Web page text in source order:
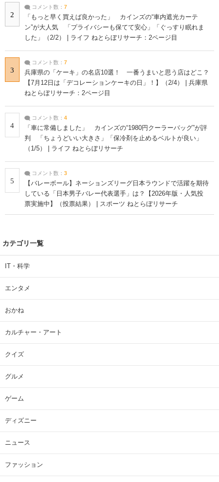
2
コメント数： 7
「もっと早く買えば良かった」 カインズの“車内遮光カーテ
ン”が大人気 「プライバシーも保てて安心」「ぐっすり眠れま
した」（2/2） | ライフ ねとらぼリサーチ：2ページ目
3
コメント数： 7
兵庫県の「ケーキ」の名店10選！ 一番うまいと思う店はどこ？
【7月12日は「デコレーションケーキの日」！】（2/4） | 兵庫県
ねとらぼリサーチ：2ページ目
4
コメント数： 4
「車に常備しました」 カインズの“1980円クーラーバッグ”が評
判 「ちょうどいい大きさ」「保冷剤を止めるベルトが良い」
（1/5） | ライフ ねとらぼリサーチ
5
コメント数： 3
【バレーボール】ネーションズリーグ日本ラウンドで活躍を期待
している「日本男子バレー代表選手」は？【2026年版・人気投
票実施中】（投票結果） | スポーツ ねとらぼリサーチ
カテゴリ一覧
IT・科学
エンタメ
おかね
カルチャー・アート
クイズ
グルメ
ゲーム
ディズニー
ニュース
ファッション